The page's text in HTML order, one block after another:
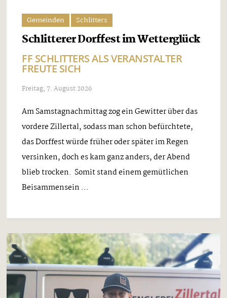
Gemeinden Schlitters
Schlitterer Dorffest im Wetterglück
FF SCHLITTERS ALS VERANSTALTER
FREUTE SICH
Freitag, 7. August 2026
Am Samstagnachmittag zog ein Gewitter über das
vordere Zillertal, sodass man schon befürchtete,
das Dorffest würde früher oder später im Regen
versinken, doch es kam ganz anders, der Abend
blieb trocken. Somit stand einem gemütlichen
Beisammensein ...